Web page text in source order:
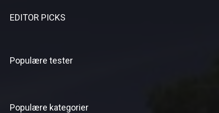
EDITOR PICKS
Populære tester
Populære kategorier